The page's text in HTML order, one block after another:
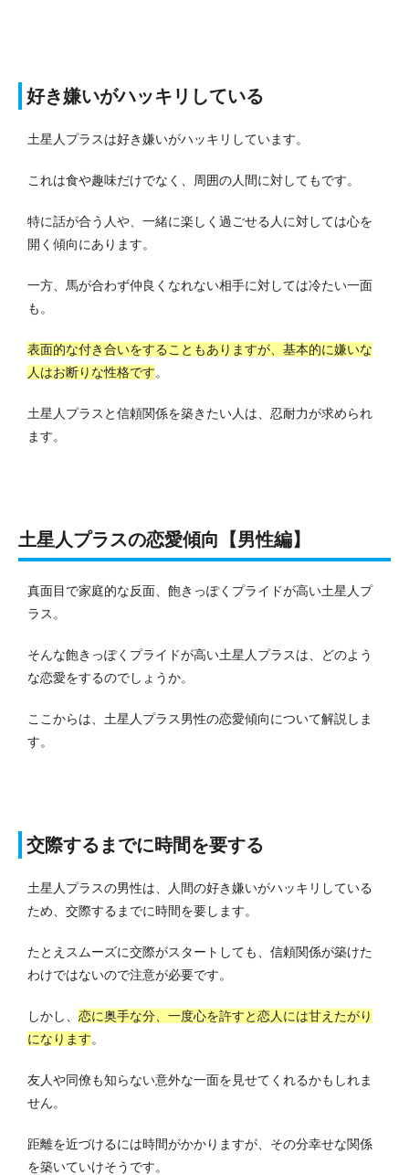
好き嫌いがハッキリしている
土星人プラスは好き嫌いがハッキリしています。
これは食や趣味だけでなく、周囲の人間に対してもです。
特に話が合う人や、一緒に楽しく過ごせる人に対しては心を
開く傾向にあります。
一方、馬が合わず仲良くなれない相手に対しては冷たい一面
も。
表面的な付き合いをすることもありますが、基本的に嫌いな
人はお断りな性格です。
土星人プラスと信頼関係を築きたい人は、忍耐力が求められ
ます。
土星人プラスの恋愛傾向【男性編】
真面目で家庭的な反面、飽きっぽくプライドが高い土星人プ
ラス。
そんな飽きっぽくプライドが高い土星人プラスは、どのよう
な恋愛をするのでしょうか。
ここからは、土星人プラス男性の恋愛傾向について解説しま
す。
交際するまでに時間を要する
土星人プラスの男性は、人間の好き嫌いがハッキリしている
ため、交際するまでに時間を要します。
たとえスムーズに交際がスタートしても、信頼関係が築けた
わけではないので注意が必要です。
しかし、 恋に奥手な分、一度心を許すと恋人には甘えたがり
になります。
友人や同僚も知らない意外な一面を見せてくれるかもしれま
せん。
距離を近づけるには時間がかかりますが、その分幸せな関係
を築いていけそうです。